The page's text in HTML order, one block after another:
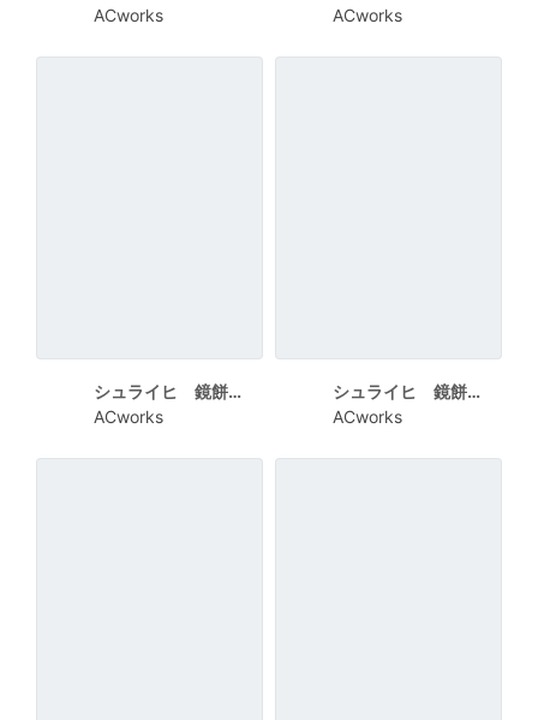
ACworks
ACworks
シュライヒ 鏡餅とうさぎ 青背景
ACworks
シュライヒ 鏡餅とうさぎの親子 レース
ACworks